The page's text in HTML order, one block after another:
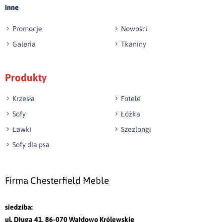
swoiste podłokietniki. Konstrukcję siedziska
wzmocniono dodatkowym, wyraźnie oddzielającym
umieszczono na nim aż sześć wielkich poduszek
wzbogacających oparcie, przez co całość nabiera
model prosty pod względem formy, ale zdecydowanie
wyrazisty. Jest jednym z tych mebli, które z pewnością
Wybierając ten model narożnika do salonu, z
Inne
Promocje
Nowości
Galeria
Tkaniny
Produkty
Krzesła
Fotele
Sofy
Łóżka
Ławki
Szezlongi
Sofy dla psa
Firma Chesterfield Meble
siedziba:
ul. Długa 41, 86-070 Wałdowo Królewskie